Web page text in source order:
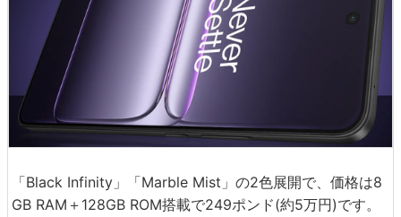
「Black Infinity」「Marble Mist」の2色展開で、価格は8
GB RAM＋128GB ROM搭載で249ポンド(約5万円)です。